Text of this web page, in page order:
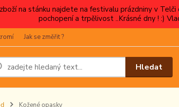
na stánku najdete na festivalu prázdniny v
pochopení a trpělivost ..Krásné dny ! :)
Jak se změřit ?
Hledat
Kožené opasky